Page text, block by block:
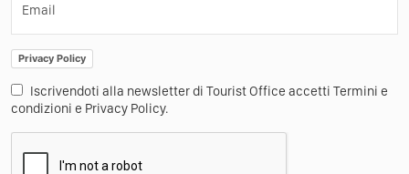
Email
Privacy Policy
Iscrivendoti alla newsletter di Tourist Office accetti Termini e
condizioni e Privacy Policy.